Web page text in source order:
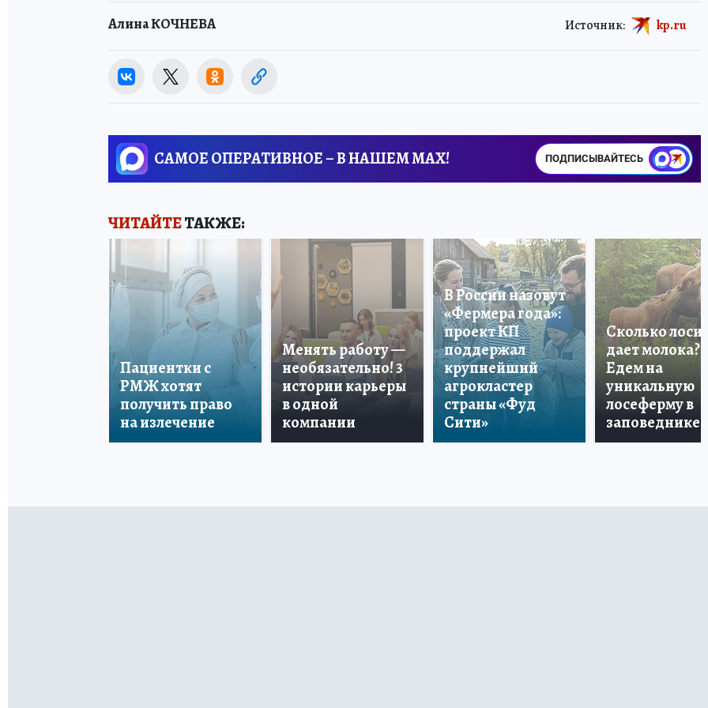
Алина КОЧНЕВА Источник: kp.ru
САМОЕ ОПЕРАТИВНОЕ – В НАШЕМ MAX! ПОДПИСЫВАЙТЕСЬ
ЧИТАЙТЕТАКЖЕ:
Пациентки с
РМЖ хотят
получить право
на излечение
Менять работу —
необязательно! 3
истории карьеры
в одной
компании
В России назовут
«Фермера года»:
проект КП
поддержал
крупнейший
агрокластер
страны «Фуд
Сити»
Сколько
дает молока?
Едем на
уникальную
лосеферму в
заповеднике!